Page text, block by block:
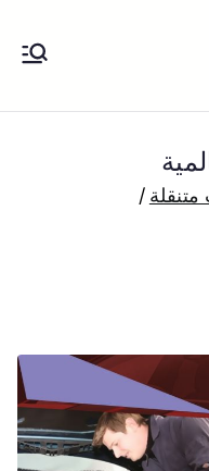
كهرباء وبنشر تبديل